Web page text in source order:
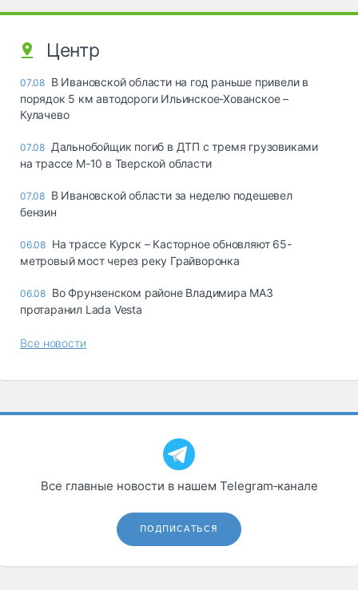
Центр
07.08 В Ивановской области на год раньше привели в
порядок 5 км автодороги Ильинское-Хованское –
Кулачево
07.08 Дальнобойщик погиб в ДТП с тремя грузовиками
на трассе М-10 в Тверской области
07.08 В Ивановской области за неделю подешевел
бензин
06.08 На трассе Курск – Касторное обновляют 65-
метровый мост через реку Грайворонка
06.08 Во Фрунзенском районе Владимира МАЗ
протаранил Lada Vesta
Все новости
Все главные новости в нашем Telegram‑канале
ПОДПИСАТЬСЯ